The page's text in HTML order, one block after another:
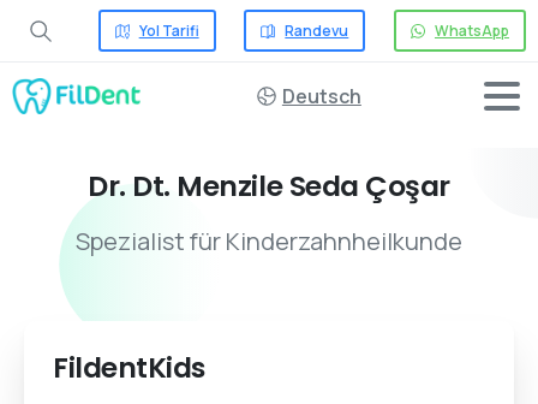
Yol Tarifi Randevu WhatsApp
Deutsch
Dr. Dt. Menzile Seda Çoşar
Spezialist für Kinderzahnheilkunde
FildentKids